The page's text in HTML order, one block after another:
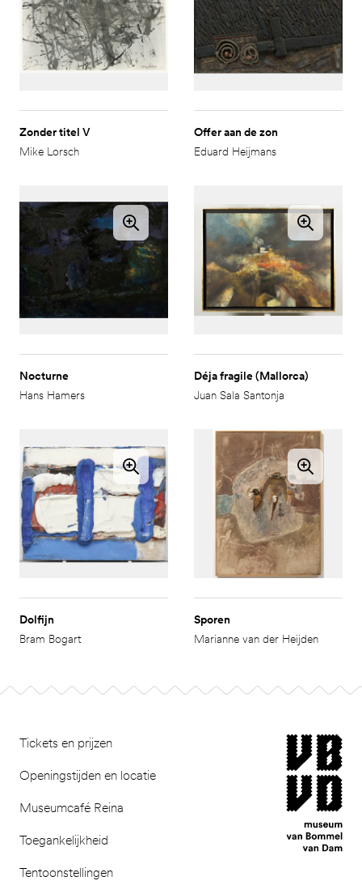
Zonder titel V
Mike Lorsch
Offer aan de zon
Eduard Heijmans
Nocturne
Hans Hamers
Déja fragile (Mallorca)
Juan Sala Santonja
Dolfijn
Bram Bogart
Sporen
Marianne van der Heijden
Tickets en prijzen
Openingstijden en locatie
Museumcafé Reina
Toegankelijkheid
Tentoonstellingen
museum van